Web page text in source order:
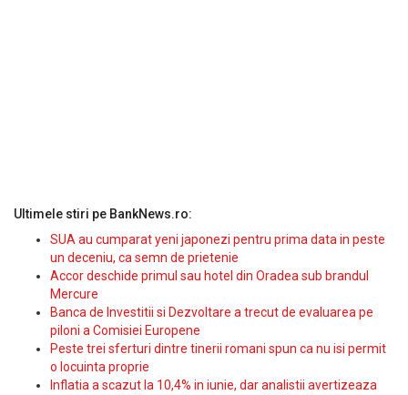
Ultimele stiri pe BankNews.ro:
SUA au cumparat yeni japonezi pentru prima data in peste
un deceniu, ca semn de prietenie
Accor deschide primul sau hotel din Oradea sub brandul
Mercure
Banca de Investitii si Dezvoltare a trecut de evaluarea pe
piloni a Comisiei Europene
Peste trei sferturi dintre tinerii romani spun ca nu isi permit
o locuinta proprie
Inflatia a scazut la 10,4% in iunie, dar analistii avertizeaza